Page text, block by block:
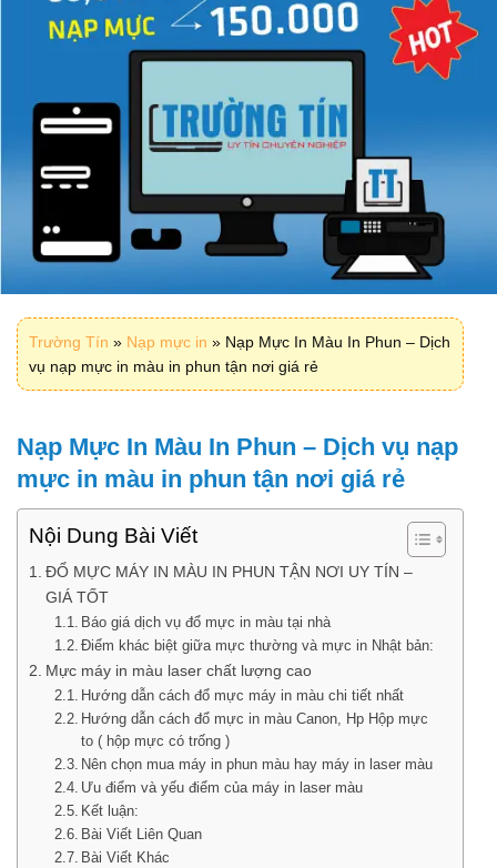
Trường Tín » Nạp mực in » Nạp Mực In Màu In Phun – Dịch
vụ nạp mực in màu in phun tận nơi giá rẻ
Nạp Mực In Màu In Phun – Dịch vụ nạp
mực in màu in phun tận nơi giá rẻ
Nội Dung Bài Viết
ĐỔ MỰC MÁY IN MÀU IN PHUN TẬN NƠI UY TÍN –
GIÁ TỐT
Báo giá dịch vụ đổ mực in màu tại nhà
Điểm khác biệt giữa mực thường và mực in Nhật bản:
Mực máy in màu laser chất lượng cao
Hướng dẫn cách đổ mực máy in màu chi tiết nhất
Hướng dẫn cách đổ mực in màu Canon, Hp Hộp mực
to ( hộp mực có trống )
Nên chọn mua máy in phun màu hay máy in laser màu
Ưu điểm và yếu điểm của máy in laser màu
Kết luận:
Bài Viết Liên Quan
Bài Viết Khác